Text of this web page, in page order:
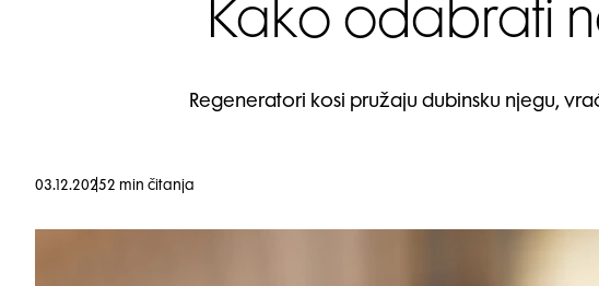
Kako odabrati
Regeneratori kosi pružaju dubinsku njegu,
03.12.20252 min čitanja